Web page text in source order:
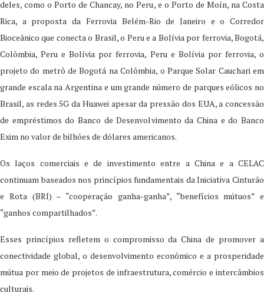
deles, como o Porto de Chancay, no Peru, e o Porto de Moín, na Costa
Rica, a proposta da Ferrovia Belém-Rio de Janeiro e o Corredor
Bioceânico que conecta o Brasil, o Peru e a Bolívia por ferrovia, Bogotá,
Colômbia, Peru e Bolívia por ferrovia, Peru e Bolívia por ferrovia, o
projeto do metrô de Bogotá na Colômbia, o Parque Solar Cauchari em
grande escala na Argentina e um grande número de parques eólicos no
Brasil, as redes 5G da Huawei apesar da pressão dos EUA, a concessão
de empréstimos do Banco de Desenvolvimento da China e do Banco
Exim no valor de bilhões de dólares americanos.
Os laços comerciais e de investimento entre a China e a CELAC
continuam baseados nos princípios fundamentais da Iniciativa Cinturão
e Rota (BRI) – “cooperação ganha-ganha”, “benefícios mútuos” e
“ganhos compartilhados”.
Esses princípios refletem o compromisso da China de promover a
conectividade global, o desenvolvimento econômico e a prosperidade
mútua por meio de projetos de infraestrutura, comércio e intercâmbios
culturais.